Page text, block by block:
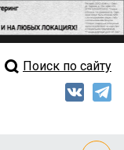
выпуск
Поиск по сайту